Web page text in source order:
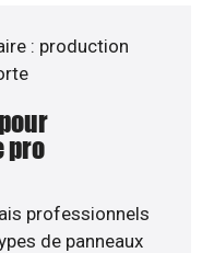
pro
professionnels
de panneaux